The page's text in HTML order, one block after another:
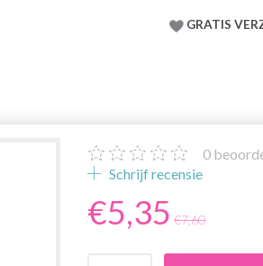
GRATIS
0
Schrijf recensie
€5,35 €7,60